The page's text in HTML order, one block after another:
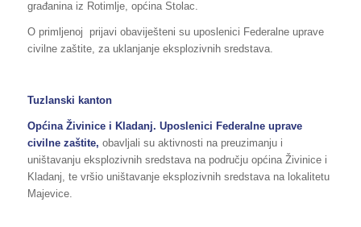
građanina iz Rotimlje, općina Stolac.
O primljenoj prijavi obaviješteni su uposlenici Federalne uprave
civilne zaštite, za uklanjanje eksplozivnih sredstava.
Tuzlanski kanton
Općina Živinice i Kladanj. Uposlenici Federalne uprave
civilne zaštite, obavljali su aktivnosti na preuzimanju i
uništavanju eksplozivnih sredstava na području općina Živinice i
Kladanj, te vršio uništavanje eksplozivnih sredstava na lokalitetu
Majevice.